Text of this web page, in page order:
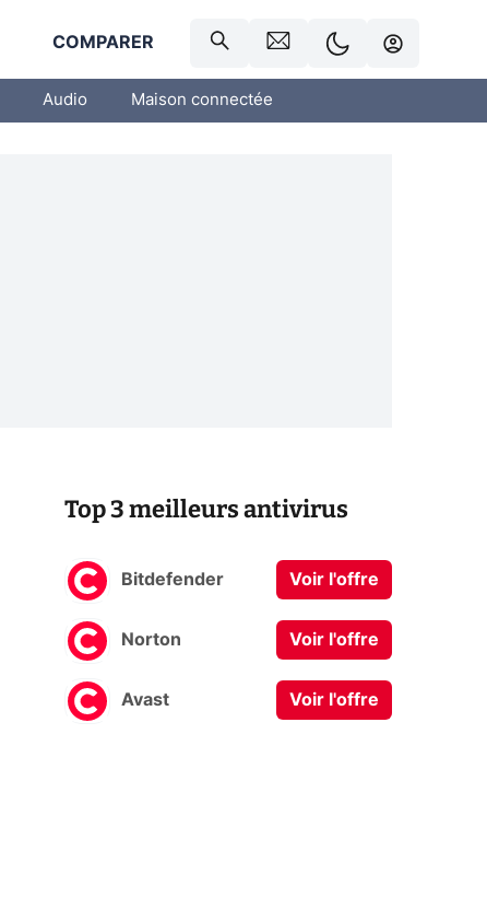
COMPARER
Audio Maison connectée
Top 3 meilleurs antivirus
Bitdefender Voir l'offre
Norton Voir l'offre
Avast Voir l'offre